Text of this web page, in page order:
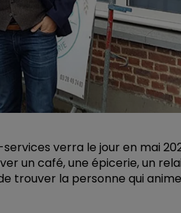
verra le jour en mai
un café, une épicerie, un
trouver la personne qui